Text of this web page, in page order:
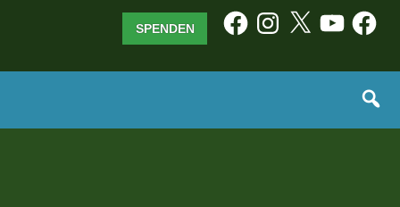
FacebookInstagram
X YouTube
SPENDEN